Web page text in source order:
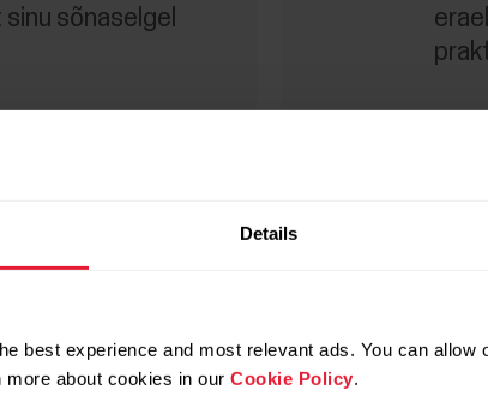
Details
best experience and most relevant ads. You can allow
about cookies in our Cookie Policy.
sõnaselgel
müüda kunagi
kolmandatele
sinu sõnaselge